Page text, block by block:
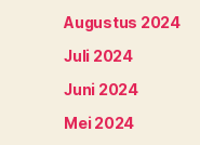
Augustus 2024
Juli 2024
Juni 2024
Mei 2024